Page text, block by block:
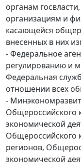
органам
организациям и
касающейся
внесенных в них
- Федеральное
регулированию и
Федеральная
отношении всех
-
Общероссийского
экономической
Общероссийского
регионов,
экономической